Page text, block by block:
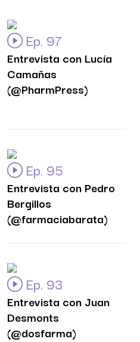
Ep. 97
Entrevista con Lucía
Camañas
(@PharmPress)
Ep. 95
Entrevista con Pedro
Bergillos
(@farmaciabarata)
Ep. 93
Entrevista con Juan
Desmonts
(@dosfarma)